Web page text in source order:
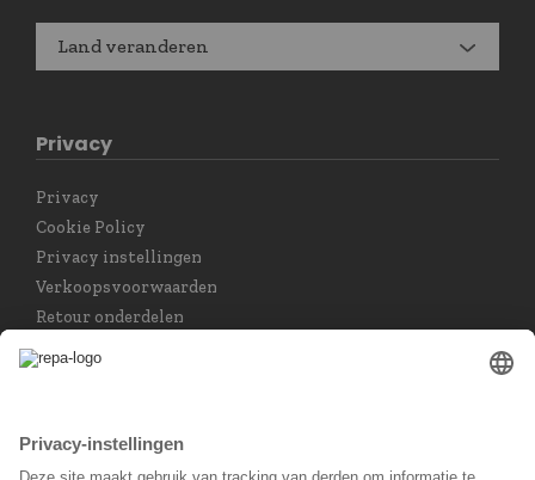
Land veranderen
Privacy
Privacy
Cookie Policy
Privacy instellingen
Verkoopsvoorwaarden
Retour onderdelen
Nederlands